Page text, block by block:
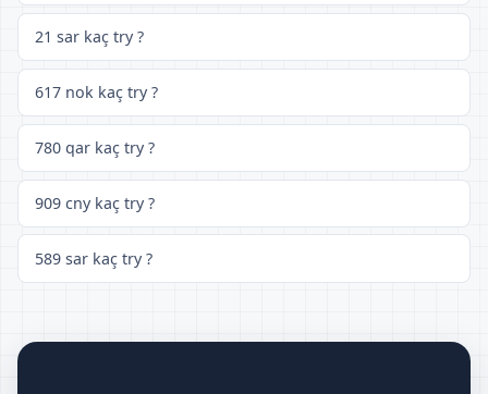
21 sar kaç try ?
617 nok kaç try ?
780 qar kaç try ?
909 cny kaç try ?
589 sar kaç try ?